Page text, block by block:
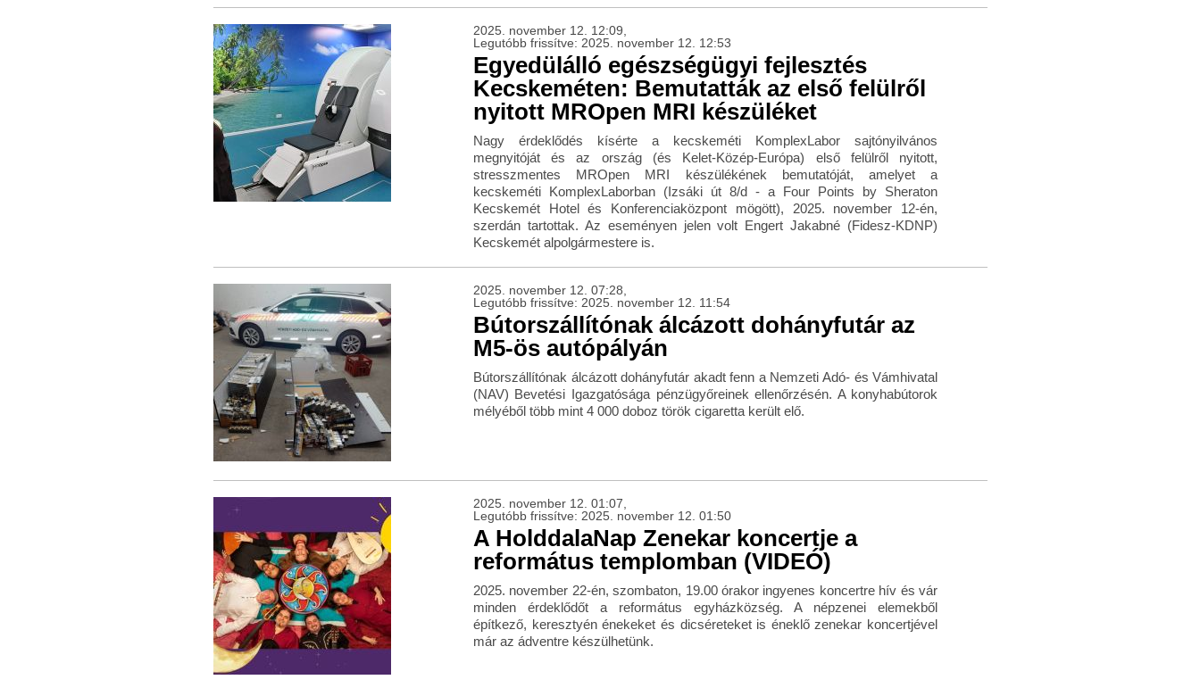
2025. november 12. 12:09,
Legutóbb frissítve: 2025. november 12. 12:53
Egyedülálló egészségügyi fejlesztés
Kecskeméten: Bemutatták az első felülről
nyitott MROpen MRI készüléket
Nagy érdeklődés kísérte a kecskeméti KomplexLabor sajtónyilvános
megnyitóját és az ország (és Kelet-Közép-Európa) első felülről nyitott,
stresszmentes MROpen MRI készülékének bemutatóját, amelyet a
kecskeméti KomplexLaborban (Izsáki út 8/d - a Four Points by Sheraton
Kecskemét Hotel és Konferenciaközpont mögött), 2025. november 12-én,
szerdán tartottak. Az eseményen jelen volt Engert Jakabné (Fidesz-KDNP)
Kecskemét alpolgármestere is.
2025. november 12. 07:28,
Legutóbb frissítve: 2025. november 12. 11:54
Bútorszállítónak álcázott dohányfutár az
M5-ös autópályán
Bútorszállítónak álcázott dohányfutár akadt fenn a Nemzeti Adó- és Vámhivatal
(NAV) Bevetési Igazgatósága pénzügyőreinek ellenőrzésén. A konyhabútorok
mélyéből több mint 4 000 doboz török cigaretta került elő.
2025. november 12. 01:07,
Legutóbb frissítve: 2025. november 12. 01:50
A HolddalaNap Zenekar koncertje a
református templomban (VIDEÓ)
2025. november 22-én, szombaton, 19.00 órakor ingyenes koncertre hív és vár
minden érdeklődőt a református egyházközség. A népzenei elemekből
építkező, keresztyén énekeket és dicséreteket is éneklő zenekar koncertjével
már az ádventre készülhetünk.